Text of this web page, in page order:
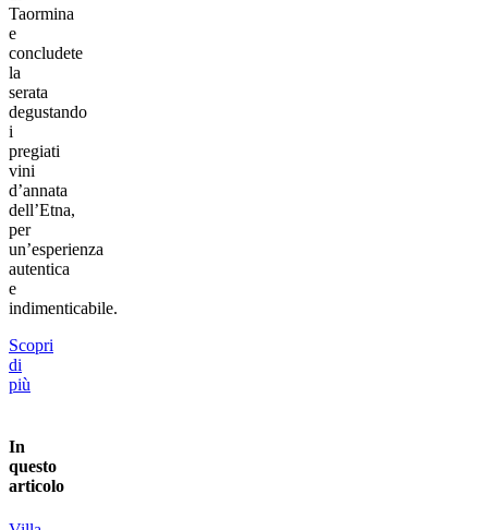
Taormina
e
concludete
la
serata
degustando
i
pregiati
vini
d’annata
dell’Etna,
per
un’esperienza
autentica
e
indimenticabile.
Scopri
di
più
In
questo
articolo